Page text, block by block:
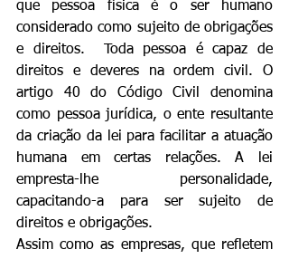
que pessoa física é o ser humano
considerado como sujeito de obrigações
e direitos.  Toda pessoa é capaz de
direitos e deveres na ordem civil. O
artigo 40 do Código Civil denomina
como pessoa jurídica, o ente resultante
da criação da lei para facilitar a atuação
humana em certas relações. A lei
empresta-lhe personalidade,
capacitando-a para ser sujeito de
direitos e obrigações.
Assim como as empresas, que refletem